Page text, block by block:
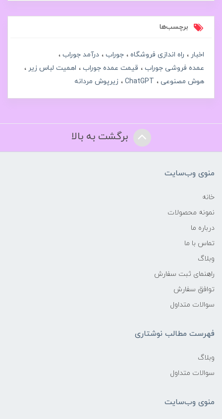
برچسب‌ها
اخبار راه اندازی فروشگاه جوراب
درآمد جوراب
عمده فروشی جوراب
قیمت عمده جوراب
اهمیت لباس زیر
هوش مصنوعی
ChatGPT زیرپوش مردانه
برگشت به بالا
منوی وب‌سایت
خانه
نمونه محصولات
درباره ما
تماس با ما
وبلاگ
راهنمای ثبت سفارش
توافق سفارش
سوالات متداول
فهرست مطالب نوشتاری
وبلاگ
سوالات متداول
منوی وب‌سایت